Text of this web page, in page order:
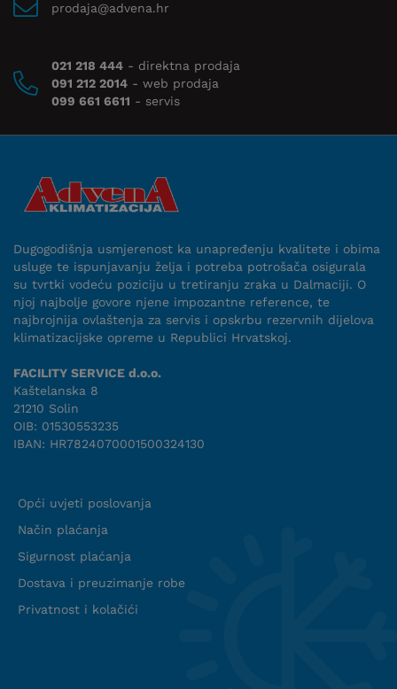
prodaja@advena.hr
021 218 444 - direktna prodaja
091 212 2014 - web prodaja
099 661 6611 - servis
Dugogodišnja usmjerenost ka unapređenju kvalitete i obima
usluge te ispunjavanju želja i potreba potrošača osigurala
su tvrtki vodeću poziciju u tretiranju zraka u Dalmaciji. O
njoj najbolje govore njene impozantne reference, te
najbrojnija ovlaštenja za servis i opskrbu rezervnih dijelova
klimatizacijske opreme u Republici Hrvatskoj.
FACILITY SERVICE d.o.o.
Kaštelanska 8
21210 Solin
OIB: 01530553235
IBAN: HR7824070001500324130
Opći uvjeti poslovanja
Način plaćanja
Sigurnost plaćanja
Dostava i preuzimanje robe
Privatnost i kolačići